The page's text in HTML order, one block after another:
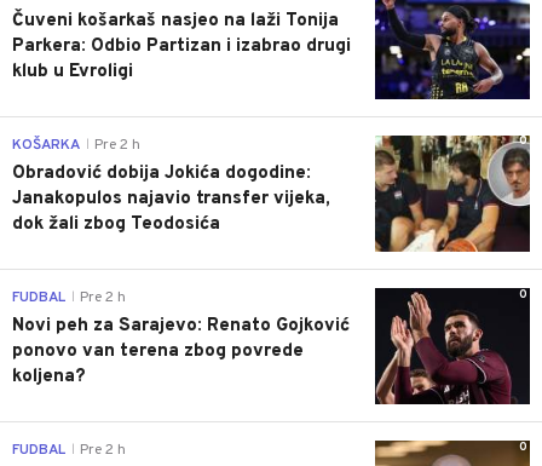
Čuveni košarkaš nasjeo na laži Tonija
Parkera: Odbio Partizan i izabrao drugi
klub u Evroligi
0
KOŠARKA Pre 2 h
Obradović dobija Jokića dogodine:
Janakopulos najavio transfer vijeka,
dok žali zbog Teodosića
0
FUDBAL Pre 2 h
Novi peh za Sarajevo: Renato Gojković
ponovo van terena zbog povrede
koljena?
0
FUDBAL Pre 2 h